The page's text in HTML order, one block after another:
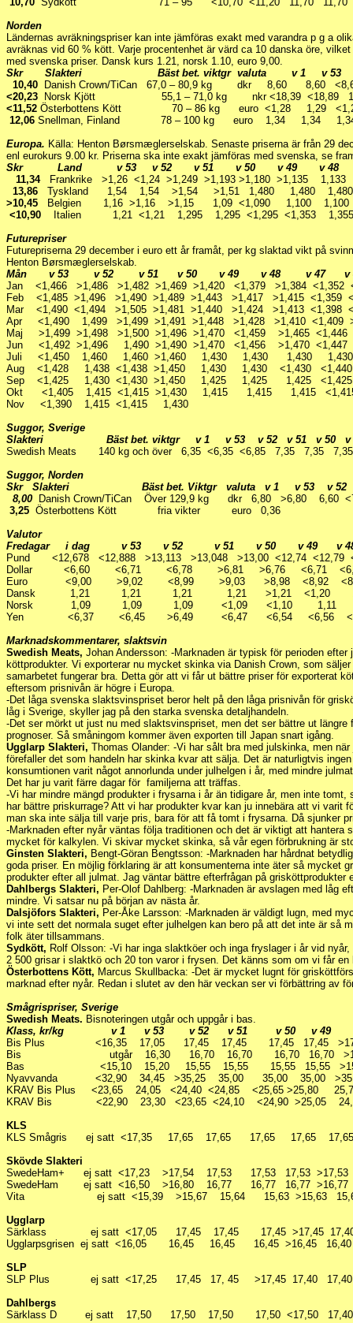
Norden
Ländernas avräkningspriser kan inte jämföras exakt med varandra p g a
avräknas vid 60 % kött. Varje procentenhet är värd ca 10 danska öre,
med svenska priser. Dansk kurs 1.21, norsk 1.10, euro 9,00.
Skr Slakteri Bäst bet. viktgr valuta v 1 v 53 v
10,40 Danish Crown/TiCan 67,0 – 80,9 kg dkr 8,60 8,60
<20,23 Norsk Kjött 55,1 – 71,0 kg nkr <18,39 <18,89
<11,52 Österbottens Kött 70 – 86 kg euro <1,28 1,29
12,06 Snellman, Finland 78 – 100 kg euro 1,34 1,34
Europa. Källa: Henton Børsmæglerselskab. Senaste priserna är från 29
enl eurokurs 9.00 kr. Priserna ska inte exakt jämföras med svenska, se
Skr Land v 53 v 52 v 51 v 50 v 49 v 48
11,34Frankrike >1,26 <1,24 >1,249 >1,193 >1,180 >1,135
13,86 Tyskland 1,54 1,54 >1,54 >1,51 1,480 1,480
>10,45
Belgien 1,16 >1,16 >1,15 1,09 <1,090 1,100
<10,90 Italien 1,21 <1,21 1,295 1,295 <1,295 <1,353
Futurepriser
Futurepriserna 29 december i euro ett år framåt, per kg slaktad vikt på
Henton Børsmæglerselskab.
Mån v 53 v 52 v 51 v 50 v 49 v 48 v 47 v
Jan <1,466 >1,486 >1,482 >1,469 >1,420 <1,379 >1,384 <1,352
Feb <1,485 >1,496 >1,490 >1,489 >1,443 >1,417 >1,415 <1,359
Mar <1,490 <1,494 >1,505 >1,481 >1,440 >1,424 >1,413 <1,398
Apr <1,490 1,499 >1,499 >1,491 >1,448 >1,428 >1,410 <1,409
Maj >1,499 >1,498 >1,500 >1,496 >1,470 <1,459 >1,465 <1,446
Jun <1,492 >1,496 1,490 >1,490 >1,470 <1,456 >1,470 <1,447
Juli <1,450 1,460 1,460 >1,460 1,430 1,430 1,430 1,430
Aug <1,428 1,438 <1,438 >1,450 1,430 1,430 <1,430
Sep <1,425 1,430 <1,430 >1,450 1,425 1,425 1,425
Okt <1,405 1,415 <1,415 >1,430 1,415 1,415 1,415
Nov <1,390 1,415 <1,415 1,430
Suggor, Sverige
Slakteri Bäst bet. viktgr v 1 v 53 v 52 v 51 v 50 v
Swedish Meats 140 kg och över 6,35 <6,35 <6,85 7,35 7,35
Suggor, Norden
Skr Slakteri Bäst bet. Viktgr valuta v 1 v 53 v 52
8,00
Danish Crown/TiCan Över 129,9 kg dkr 6,80 >6,80 6,60
3,25 Österbottens Kött fria vikter euro 0,36
Valutor
Fredagar i dag v 53 v 52 v 51 v 50 v 49 v
Pund <12,678 <12,888 >13,113 >13,048 >13,00 <12,74 <12,79
Dollar <6,60 <6,71 <6,78 >6,81 >6,76 <6,71
Euro <9,00 >9,02 <8,99 >9,03 >8,98 <8,92
Dansk 1,21 1,21 1,21 1,21 >1,21 <1,20
Norsk 1,09 1,09 1,09 <1,09 <1,10 1,11
Yen <6,37 <6,45 >6,49 <6,47 <6,54 <6,56
Marknadskommentarer, slaktsvin
Swedish Meats, Johan Andersson: -Marknaden är typisk för perioden
köttprodukter. Vi exporterar nu mycket skinka via Danish Crown, som
samarbetet fungerar bra. Detta gör att vi får ut bättre priser för exporterat
eftersom prisnivån är högre i Europa.
-Det låga svenska slaktsvinspriset beror helt på den låga prisnivån för
låg i Sverige, skyller jag på den starka svenska detaljhandeln.
-Det ser mörkt ut just nu med slaktsvinspriset, men det ser bättre ut längre
prognoser. Så småningom kommer även exporten till Japan snart igång.
Ugglarp Slakteri, Thomas Olander: -Vi har sålt bra med julskinka, men
förefaller det som handeln har skinka kvar att sälja. Det är naturligtvis
konsumtionen varit något annorlunda under julhelgen i år, med mindre
Det har ju varit färre dagar för familjerna att träffas.
-Vi har mindre mängd produkter i frysarna i år än tidigare år, men inte tomt,
har bättre priskurrage? Att vi har produkter kvar kan ju innebära att vi varit
man ska inte sälja till varje pris, bara för att få tomt i frysarna. Då sjunker
-Marknaden efter nyår väntas följa traditionen och det är viktigt att hantera
mycket för kalkylen. Vi skivar mycket skinka, så vår egen förbrukning är
Ginsten Slakteri, Bengt-Göran Bengtsson: -Marknaden har hårdnat
goda priser. En möjlig förklaring är att konsumenterna inte äter så mycket
produkter efter all julmat. Jag väntar bättre efterfrågan på grisköttprodukter
Dahlbergs Slakteri, Per-Olof Dahlberg: -Marknaden är avslagen med låg
mindre. Vi satsar nu på början av nästa år.
Dalsjöfors Slakteri, Per-Åke Larsson: -Marknaden är väldigt lugn, med
vi inte sett det normala suget efter julhelgen kan bero på att det inte är så
folk äter tillsammans.
Sydkött, Rolf Olsson: -Vi har inga slaktköer och inga fryslager i år vid
2 500 grisar i slaktkö och 20 ton varor i frysen. Det känns som om vi får en
Österbottens Kött, Marcus Skullbacka: -Det är mycket lugnt för
marknad efter nyår. Redan i slutet av den här veckan ser vi förbättring av
Smågrispriser, Sverige
Swedish Meats. Bisnoteringen utgår och uppgår i bas.
Klass, kr/kg v 1 v 53 v 52 v 51 v 50 v 49 v
Bis Plus <16,35 17,05 17,45 17,45 17,45 17,45
Bis utgår 16,30 16,70 16,70 16,70 16,70
Bas <15,10 15,20 15,55 15,55 15,55 15,55
Nyavvanda <32,90 34,45 >35,25 35,00 35,00 35,00
KRAV Bis Plus <23,65 24,05 <24,40 <24,85 <25,65 >25,80
KRAV Bis <22,90 23,30 <23,65 <24,10 <24,90 >25,05
KLS
KLS Smågris ej satt <17,35 17,65 17,65 17,65 17,65
Skövde Slakteri
SwedeHam+ ej satt <17,23 >17,54 17,53 17,53 17,53
SwedeHam ej satt <16,50 >16,80 16,77 16,77 16,77 >16,77
Vita ej satt <15,39 >15,67 15,64 15,63 >15,63 15,61
Ugglarp
Särklass ej satt <17,05 17,45 17,45 17,45 >17,45
Ugglarpsgrisen ej satt <16,05 16,45 16,45 16,45 >16,45
SLP
SLP Plus ej satt <17,25 17,45 17, 45 >17,45 17,40
Dahlbergs
Särklass D ej satt 17,50 17,50 17,50 17,50 <17,50